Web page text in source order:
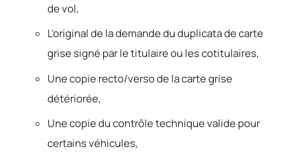
de vol,
L’original de la demande du duplicata de carte
grise signé par le titulaire ou les cotitulaires,
Une copie recto/verso de la carte grise
détériorée,
Une copie du contrôle technique valide pour
certains véhicules,